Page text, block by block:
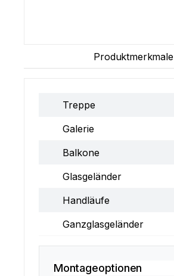
Produktmerkmale
Treppe
Galerie
Balkone
Glasgeländer
Handläufe
Ganzglasgeländer
Montageoptionen